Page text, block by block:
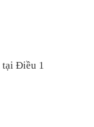
tại Điều 1